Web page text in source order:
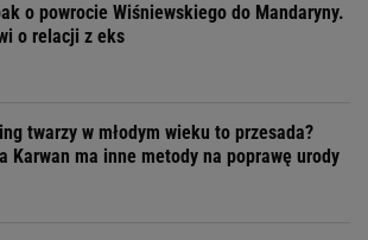
o powrocie Wiśniewskiego do Mandaryny.
o relacji z eks
twarzy w młodym wieku to przesada?
Karwan ma inne metody na poprawę urody